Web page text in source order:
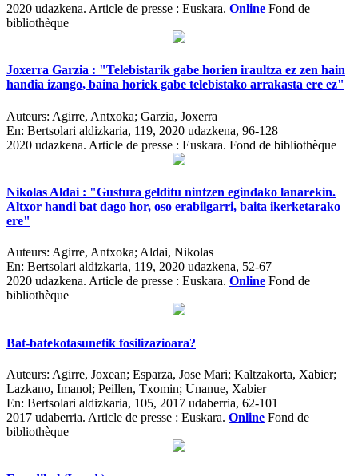
2020 udazkena. Article de presse : Euskara. Online Fond de
bibliothèque
Joxerra Garzia : "Telebistarik gabe horien iraultza ez zen hain
handia izango, baina horiek gabe telebistako arrakasta ere ez"
Auteurs: Agirre, Antxoka; Garzia, Joxerra
En: Bertsolari aldizkaria, 119, 2020 udazkena, 96-128
2020 udazkena. Article de presse : Euskara. Fond de bibliothèque
Nikolas Aldai : "Gustura gelditu nintzen egindako lanarekin.
Altxor handi bat dago hor, oso erabilgarri, baita ikerketarako
ere"
Auteurs: Agirre, Antxoka; Aldai, Nikolas
En: Bertsolari aldizkaria, 119, 2020 udazkena, 52-67
2020 udazkena. Article de presse : Euskara. Online Fond de
bibliothèque
Bat-batekotasunetik fosilizazioara?
Auteurs: Agirre, Joxean; Esparza, Jose Mari; Kaltzakorta, Xabier;
Lazkano, Imanol; Peillen, Txomin; Unanue, Xabier
En: Bertsolari aldizkaria, 105, 2017 udaberria, 62-101
2017 udaberria. Article de presse : Euskara. Online Fond de
bibliothèque